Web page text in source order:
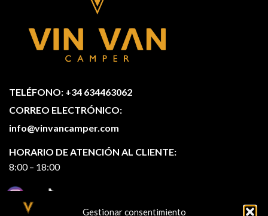
Gestionar consentimiento
TELÉFONO: +34 634463062
CORREO ELECTRÓNICO:
info@vinvancamper.com
HORARIO DE ATENCIÓN AL CLIENTE:
8:00 – 18:00